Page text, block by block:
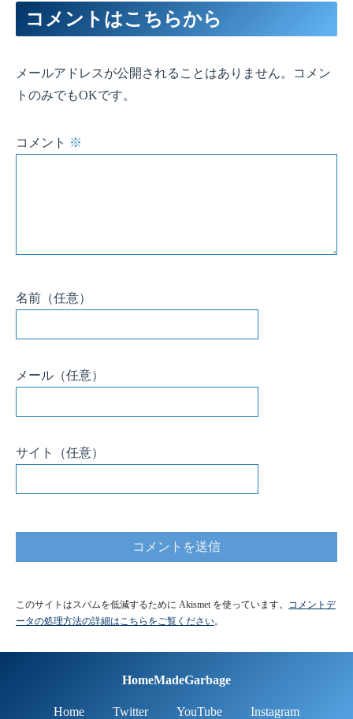
コメントはこちらから
メールアドレスが公開されることはありません。コメン
トのみでもOKです。
コメント ※
名前 （任意）
メール （任意）
サイト （任意）
このサイトはスパムを低減するために Akismet を使っています。 コメントデ
ータの処理方法の詳細はこちらをご覧ください。
HomeMadeGarbage
Home Twitter YouTube Instagram